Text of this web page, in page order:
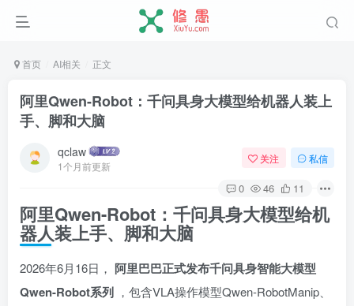
首页 AI相关 正文
阿里Qwen-Robot：千问具身大模型给机器人装上
手、脚和大脑
qclaw
1个月前更新
关注 私信
0 46 11
阿里Qwen-Robot：千问具身大模型给机
器人装上手、脚和大脑
2026年6月16日， 阿里巴巴正式发布千问具身智能大模型
Qwen-Robot系列 ，包含VLA操作模型Qwen-RobotManip、